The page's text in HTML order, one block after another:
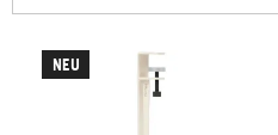
NEU